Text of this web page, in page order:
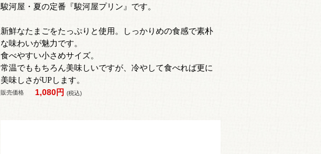
駿河屋・夏の定番『駿河屋プリン』です。
新鮮なたまごをたっぷりと使用。 しっかりめの食感で素朴
な味わいが魅力です。
食べやすい小さめサイズ。
常温でももちろん美味しいですが、冷やして食べれば更に
美味しさがUPします。
販売価格 1,080円 (税込)